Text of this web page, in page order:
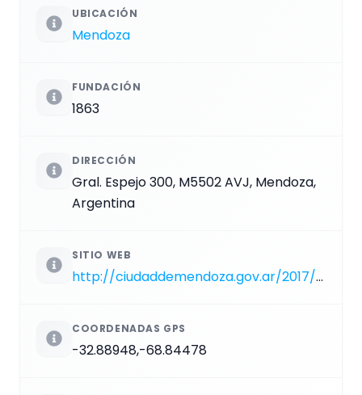
UBICACIÓN
Mendoza
FUNDACIÓN
1863
DIRECCIÓN
Gral. Espejo 300, M5502 AVJ, Mendoza,
Argentina
SITIO WEB
http://ciudaddemendoza.gov.ar/2017/04/03/plaza-independencia
COORDENADAS GPS
-32.88948,-68.84478